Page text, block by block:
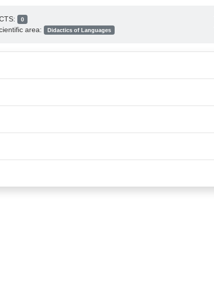
0
area: Didactics of Languages